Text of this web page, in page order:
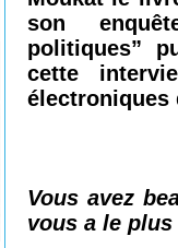
son
politiques”
cette
Vous avez
vous a le